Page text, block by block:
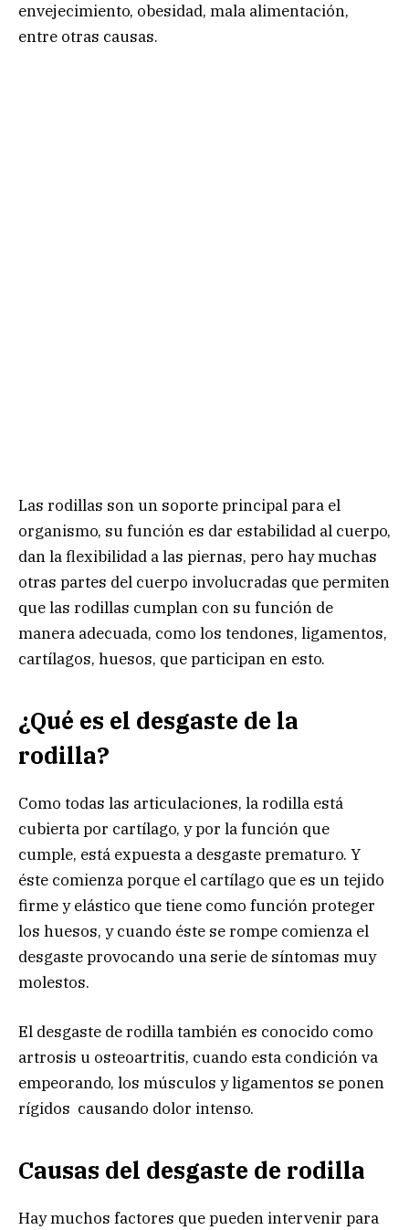
envejecimiento, obesidad, mala alimentación,
entre otras causas.
Las rodillas son un soporte principal para el
organismo, su función es dar estabilidad al cuerpo,
dan la flexibilidad a las piernas, pero hay muchas
otras partes del cuerpo involucradas que permiten
que las rodillas cumplan con su función de
manera adecuada, como los tendones, ligamentos,
cartílagos, huesos, que participan en esto.
¿Qué es el desgaste de la
rodilla?
Como todas las articulaciones, la rodilla está
cubierta por cartílago, y por la función que
cumple, está expuesta a desgaste prematuro. Y
éste comienza porque el cartílago que es un tejido
firme y elástico que tiene como función proteger
los huesos, y cuando éste se rompe comienza el
desgaste provocando una serie de síntomas muy
molestos.
El desgaste de rodilla también es conocido como
artrosis u osteoartritis, cuando esta condición va
empeorando, los músculos y ligamentos se ponen
rígidos causando dolor intenso.
Causas del desgaste de rodilla
Hay muchos factores que pueden intervenir para